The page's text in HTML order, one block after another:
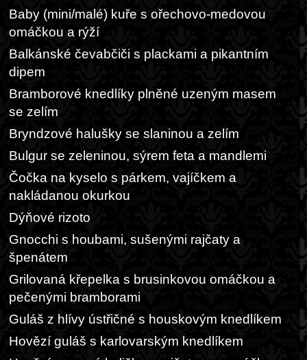
Baby (mini/malé) kuře s ořechovo-medovou
omáčkou a rýží
Balkánské čevabčiči s plackami a pikantním
dipem
Bramborové knedlíky plněné uzeným masem
se zelím
Bryndzové halušky se slaninou a zelím
Bulgur se zeleninou, sýrem feta a mandlemi
Čočka na kyselo s párkem, vajíčkem a
nakládanou okurkou
Dýňové rizoto
Gnocchi s houbami, sušenými rajčaty a
špenátem
Grilovaná křepelka s brusinkovou omáčkou a
pečenými bramborami
Guláš z hlívy ústřičné s houskovým knedlíkem
Hovězí guláš s karlovarským knedlíkem